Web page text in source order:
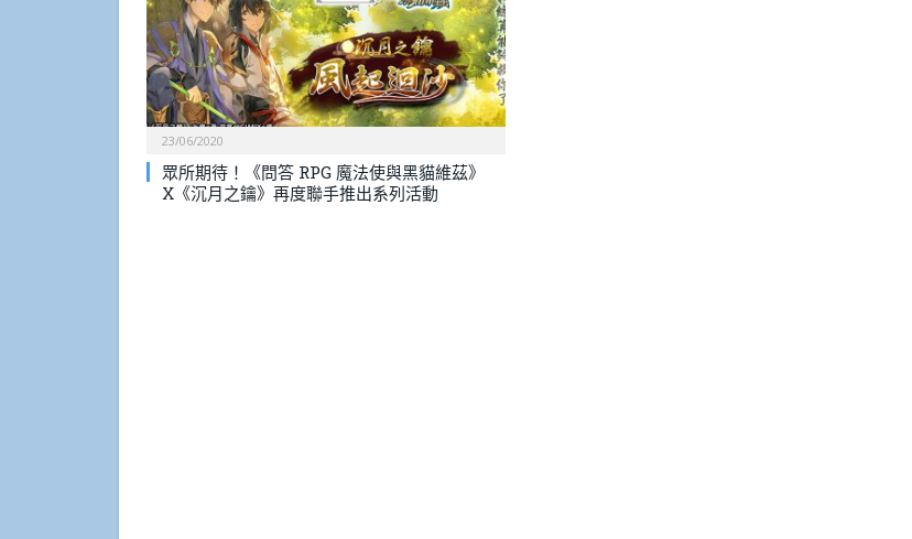
23/06/2020
眾所期待！《問答 RPG 魔法使與黑貓維茲》
X《沉月之鑰》再度聯手推出系列活動